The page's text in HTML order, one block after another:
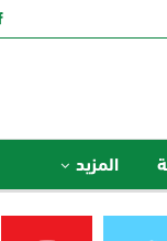
المزيد